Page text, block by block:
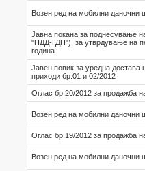
Возен ред на мобилни даночни
Јавна покана за поднесување
"ПДД-ГДП"), за утврдување на
година
Јавен повик за уредна достава
приходи бр.01 и 02/2012
Оглас бр.20/2012 за продажба
Возен ред на мобилни даночни
Оглас бр.19/2012 за продажба
Возен ред на мобилни даночни